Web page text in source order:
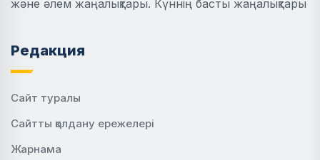
және әлем жаңалықтары. Күннің басты жаңалықтары
Редакция
Сайт туралы
Сайтты қолдану ережелері
Жарнама